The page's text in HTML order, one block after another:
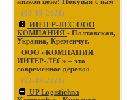
(03-19-2021)
ИНТЕР-ЛЕС ООО
КОМПАНИЯ - Полтавская,
Украина, Кременчуг.
ООО «КОМПАНИЯ
ИНТЕР-ЛЕС» – это
современное деревоо
(03-19-2021)
UP Logistichna